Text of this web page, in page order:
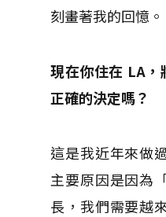
刻畫著我的回憶。
現在你住在 LA，
正確的決定嗎？
這是我近年來做
主要原因是因為
長，我們需要越